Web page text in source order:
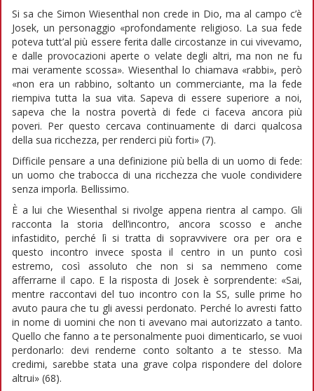
Si sa che Simon Wiesenthal non crede in Dio, ma al campo c’è
Josek, un personaggio «profondamente religioso. La sua fede
poteva tutt’al più essere ferita dalle circostanze in cui vivevamo,
e dalle provocazioni aperte o velate degli altri, ma non ne fu
mai veramente scossa». Wiesenthal lo chiamava «rabbi», però
«non era un rabbino, soltanto un commerciante, ma la fede
riempiva tutta la sua vita. Sapeva di essere superiore a noi,
sapeva che la nostra povertà di fede ci faceva ancora più
poveri. Per questo cercava continuamente di darci qualcosa
della sua ricchezza, per renderci più forti» (7).
Difficile pensare a una definizione più bella di un uomo di fede:
un uomo che trabocca di una ricchezza che vuole condividere
senza imporla. Bellissimo.
È a lui che Wiesenthal si rivolge appena rientra al campo. Gli
racconta la storia dell’incontro, ancora scosso e anche
infastidito, perché lì si tratta di sopravvivere ora per ora e
questo incontro invece sposta il centro in un punto così
estremo, così assoluto che non si sa nemmeno come
afferrarne il capo. E la risposta di Josek è sorprendente: «Sai,
mentre raccontavi del tuo incontro con la SS, sulle prime ho
avuto paura che tu gli avessi perdonato. Perché lo avresti fatto
in nome di uomini che non ti avevano mai autorizzato a tanto.
Quello che fanno a te personalmente puoi dimenticarlo, se vuoi
perdonarlo: devi renderne conto soltanto a te stesso. Ma
credimi, sarebbe stata una grave colpa rispondere del dolore
altrui» (68).